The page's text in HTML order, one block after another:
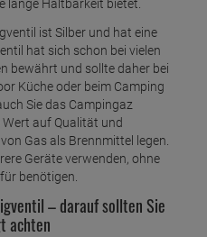
lange Haltbarkeit bietet.
ist Silber und hat eine
hat sich schon bei vielen
bewährt und sollte daher bei
Küche oder beim Camping
Sie das Campingaz
auf Qualität und
Gas als Brennmittel legen.
Geräte verwenden, ohne
benötigen.
– darauf sollten Sie
achten